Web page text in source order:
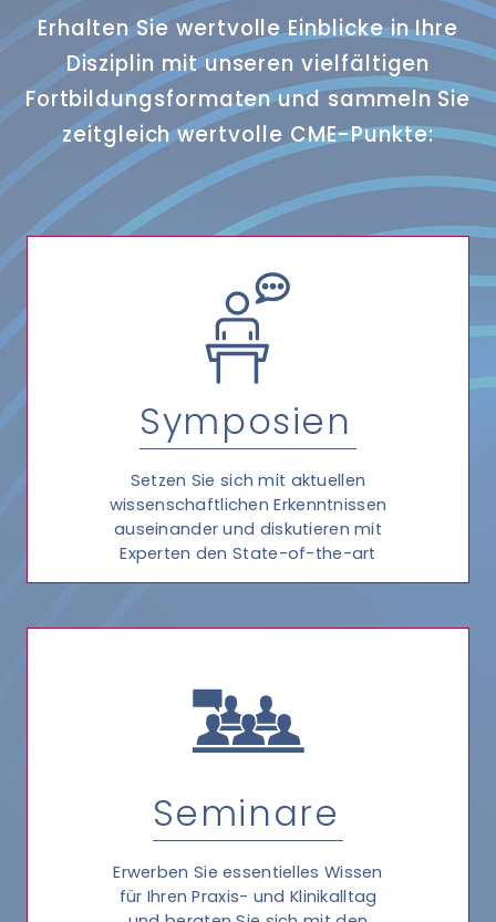
Erhalten Sie wertvolle Einblicke in Ihre
Disziplin mit unseren vielfältigen
Fortbildungsformaten und sammeln Sie
zeitgleich wertvolle CME-Punkte:
Symposien
Setzen Sie sich mit aktuellen
wissenschaftlichen Erkenntnissen
auseinander und diskutieren mit
Experten den State-of-the-art
Seminare
Erwerben Sie essentielles Wissen
für Ihren Praxis- und Klinikalltag